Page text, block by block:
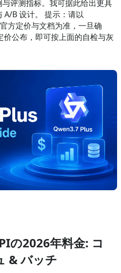
评测指标。我可据此给出更具
A/B 设计。 提示：请以
方定价与文档为准，一旦确
价公布，即可按上面的自检与灰
の2026年料金: コ
& バッチ